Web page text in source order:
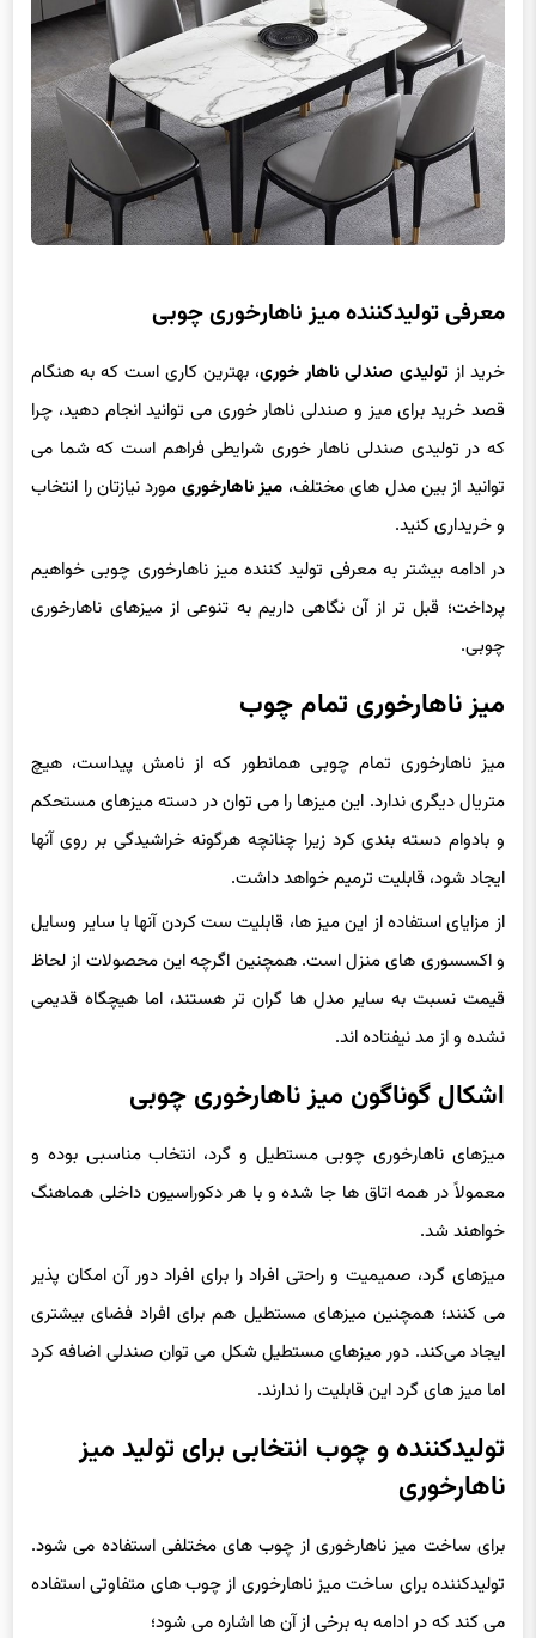
معرفی تولیدکننده میز ناهارخوری چوبی
خرید ازتولیدی صندلی ناهار خوری، بهترین کاری است که به هنگام
قصد خرید برای میز و صندلی ناهار خوری می توانید انجام دهید، چرا
که در تولیدی صندلی ناهار خوری شرایطی فراهم است که شما می
توانید از بین مدل های مختلف، میز ناهارخوری مورد نیازتان را انتخاب
و خریداری کنید.
در ادامه بیشتر به معرفی تولید کننده میز ناهارخوری چوبی خواهیم
پرداخت؛ قبل تر از آن نگاهی داریم به تنوعی از میزهای ناهارخوری
چوبی.
میز ناهارخوری تمام چوب
میز ناهارخوری تمام چوبی همانطور که از نامش پیداست، هیچ
متریال دیگری ندارد. این میزها را می توان در دسته میزهای مستحکم
و بادوام دسته بندی کرد زیرا چنانچه هرگونه خراشیدگی بر روی آنها
ایجاد شود، قابلیت ترمیم خواهد داشت.
از مزایای استفاده از این میز ها، قابلیت ست کردن آنها با سایر وسایل
و اکسسوری های منزل است. همچنین اگرچه این محصولات از لحاظ
قیمت نسبت به سایر مدل ها گران تر هستند، اما هیچگاه قدیمی
نشده و از مد نیفتاده اند.
اشکال گوناگون میز ناهارخوری چوبی
میزهای ناهارخوری چوبی مستطیل و گرد، انتخاب مناسبی بوده و
معمولاً در همه اتاق ها جا شده و با هر دکوراسیون داخلی هماهنگ
خواهند شد.
میزهای گرد، صمیمیت و راحتی افراد را برای افراد دور آن امکان پذیر
می کنند؛ همچنین میزهای مستطیل هم برای افراد فضای بیشتری
ایجاد می‌کند. دور میزهای مستطیل شکل می توان صندلی اضافه کرد
اما میز های گرد این قابلیت را ندارند.
تولیدکننده و چوب انتخابی برای تولید میز
ناهارخوری
برای ساخت میز ناهارخوری از چوب های مختلفی استفاده می شود.
تولیدکننده برای ساخت میز ناهارخوری از چوب های متفاوتی استفاده
می کند که در ادامه به برخی از آن ها اشاره می شود؛